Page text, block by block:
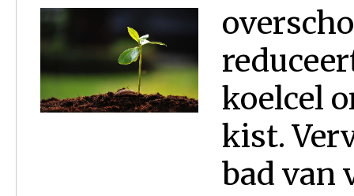
koelcel
kist.
bad van